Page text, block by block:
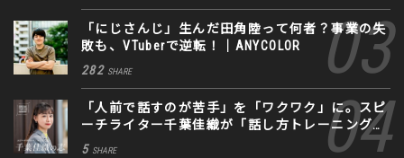
「にじさんじ」生んだ田角陸って何者？事業の失
敗も、VTuberで逆転！｜ANYCOLOR
282 SHARE
「人前で話すのが苦手」を「ワクワク」に。スピ
ーチライター千葉佳織が「話し方トレーニング」
に込めた思い
5 SHARE